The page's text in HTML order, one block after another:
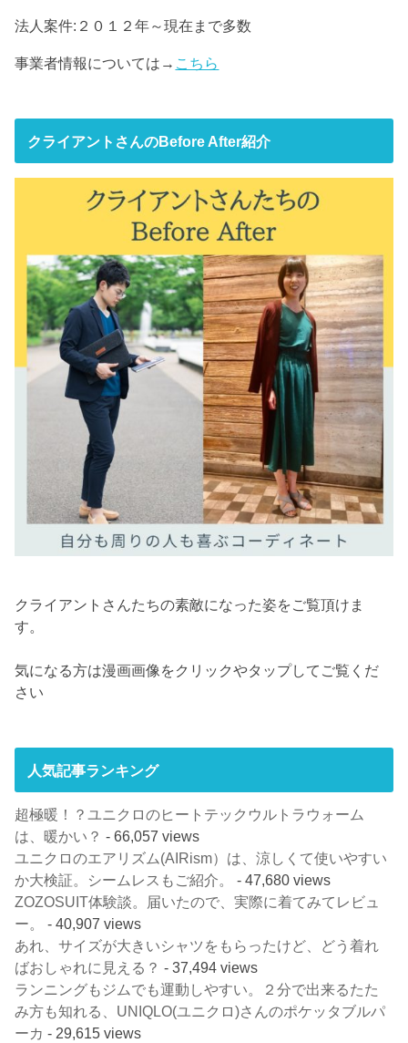
法人案件:２０１２年～現在まで多数
事業者情報については→ こちら
クライアントさんのBefore After紹介
クライアントさんたちの素敵になった姿をご覧頂けま
す。
気になる方は漫画画像をクリックやタップしてご覧くだ
さい
人気記事ランキング
超極暖！？ユニクロのヒートテックウルトラウォーム
は、暖かい？ - 66,057 views
ユニクロのエアリズム(AIRism）は、涼しくて使いやすい
か大検証。シームレスもご紹介。
- 47,680 views
ZOZOSUIT体験談。届いたので、実際に着てみてレビュ
ー。
- 40,907 views
あれ、サイズが大きいシャツをもらったけど、どう着れ
ばおしゃれに見える？ - 37,494 views
ランニングもジムでも運動しやすい。２分で出来るたた
み方も知れる、UNIQLO(ユニクロ)さんのポケッタブルパ
ーカ - 29,615 views